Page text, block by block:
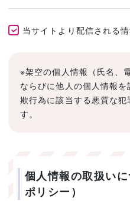
当サイトより配信される
※架空の個人情報（氏名、
ならびに他人の個人情報
欺行為に該当する悪質な
す。
個人情報の取扱い
ポリシー）